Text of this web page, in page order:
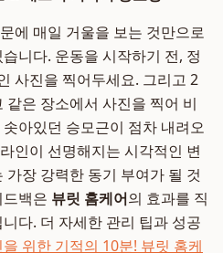
에 매일 거울을 보는 것만으로
니다. 운동을 시작하기 전, 정
사진을 찍어두세요. 그리고 2
은 장소에서 사진을 찍어 비
아있던 승모근이 점차 내려오
인이 선명해지는 시각적인 변
장 강력한 동기 부여가 될 것
백은 뷰릿 홈케어의 효과를 직
다. 더 자세한 관리 팁과 성공
위한 기적의 10분! 뷰릿 홈케